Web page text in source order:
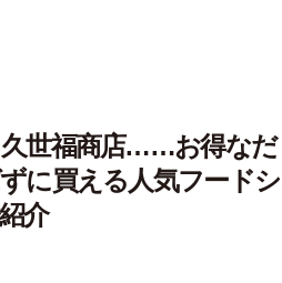
世福商店……お得なだ
に買える人気フードシ
介